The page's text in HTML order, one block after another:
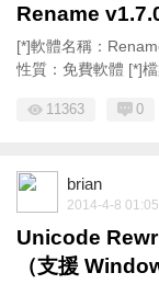
Rename
[*]軟體名稱：
性質：免費軟體 [*]
11363 0
brian
2014-4-8 01:05
Unicode
（支援